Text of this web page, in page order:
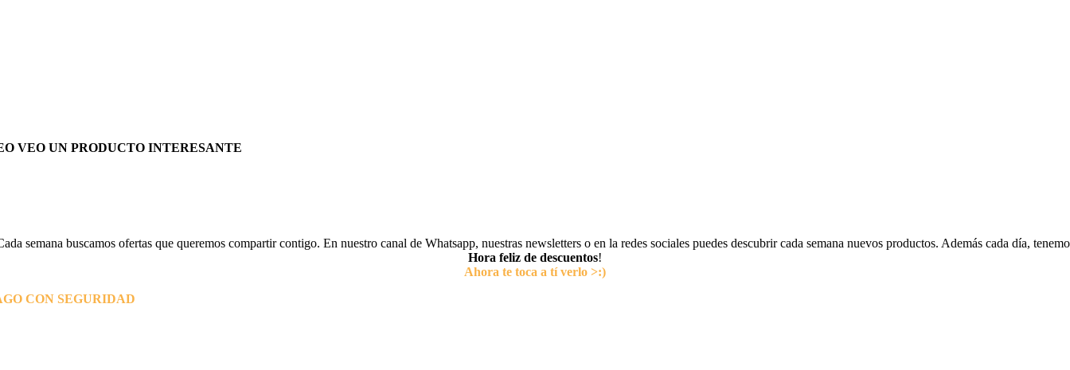
VEO UN PRODUCTO INTERESANTE
semana buscamos ofertas que queremos compartir contigo. En nuestro canal de Whatsapp, nuestras newsletters o en la redes sociales puedes descubrir cada semana nuevos productos. Además cada día,
Hora feliz de descuentos!
Ahora te toca a tí verlo >:)
CON SEGURIDAD